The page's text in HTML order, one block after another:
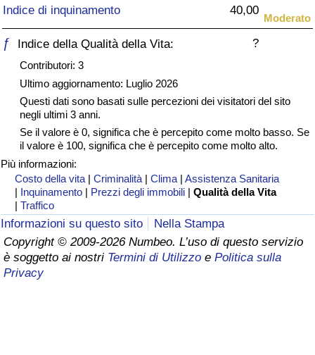
Indice di inquinamento 40,00
Moderato
ƒ Indice della Qualità della Vita: ?
Contributori: 3
Ultimo aggiornamento: Luglio 2026
Questi dati sono basati sulle percezioni dei visitatori del sito
negli ultimi 3 anni.
Se il valore è 0, significa che è percepito come molto basso. Se
il valore è 100, significa che è percepito come molto alto.
Più informazioni:
Costo della vita |Criminalità |Clima |Assistenza Sanitaria
| Inquinamento | Prezzi degli immobili |Qualità della Vita
|Traffico
Informazioni su questo sito
Nella Stampa
Copyright © 2009-2026 Numbeo. L’uso di questo servizio
è soggetto ai nostri Termini di Utilizzo e Politica sulla
Privacy
Indice di criminalità per paese
Assistenza Sanitaria
Indice dell’Assistenza Sanitaria (Corrente)
Indice dell’Assistenza Sanitaria
Indice dell’Assistenza Sanitaria per
Nazione
Inquinamento
Indice dell’Inquinamento (Corrente)